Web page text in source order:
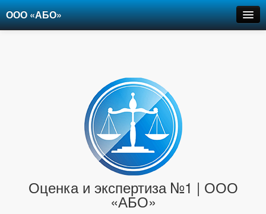
ООО «АБО»
Оценка и экспертиза №1 | ООО
«АБО»